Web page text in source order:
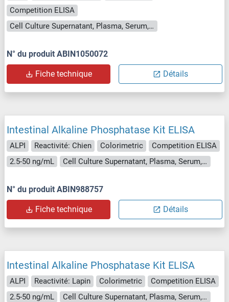
Competition ELISA
Cell Culture Supernatant, Plasma, Serum, Tissue Homogenate
N° du produit ABIN1050072
Fiche technique Détails
Intestinal Alkaline Phosphatase Kit ELISA
ALPI Reactivité: Chien Colorimetric
Competition ELISA
2.5-50 ng/mL
Cell Culture Supernatant, Plasma, Serum, Tissue Homogenate
N° du produit ABIN988757
Fiche technique Détails
Intestinal Alkaline Phosphatase Kit ELISA
ALPI Reactivité: Lapin Colorimetric
Competition ELISA
2.5-50 ng/mL
Cell Culture Supernatant, Plasma, Serum, Tissue Homogenate